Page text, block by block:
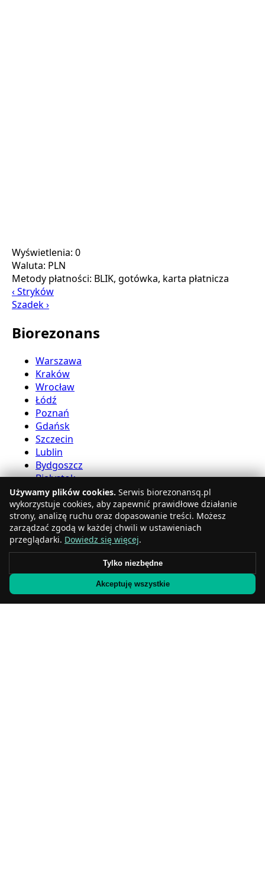
Wyświetlenia: 0
Waluta: PLN
Metody płatności: BLIK, gotówka, karta płatnicza
‹ Stryków
Szadek ›
Biorezonans
Warszawa
Kraków
Wrocław
Łódź
Poznań
Gdańsk
Szczecin
Lublin
Bydgoszcz
Białystok
Usługi bioreznansu
Katowice
Gdynia
Radom
Używamy plików cookies. Serwis biorezonansq.pl
wykorzystuje cookies, aby zapewnić prawidłowe działanie
strony, analizę ruchu oraz dopasowanie treści. Możesz
zarządzać zgodą w każdej chwili w ustawieniach
przeglądarki. Dowiedz się więcej.
Tylko niezbędne
Akceptuję wszystkie